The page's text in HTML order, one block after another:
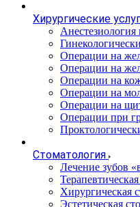
Хирургические
Операции на
Операции на
Операции на
Операции на
Операции на
Операции при
Стоматология
Лечение зубов
Хирургическая
Эстетическая